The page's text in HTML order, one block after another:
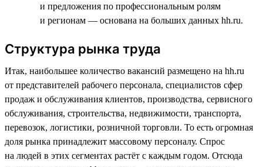
и предложения по профессиональным ролям
и регионам — основана на больших данных hh.ru.
Структура рынка труда
Итак, наибольшее количество вакансий размещено на hh.ru
от представителей рабочего персонала, специалистов сфер
продаж и обслуживания клиентов, производства, сервисного
обслуживания, строительства, недвижимости, транспорта,
перевозок, логистики, розничной торговли. То есть огромная
доля рынка принадлежит массовому персоналу. Спрос
на людей в этих сегментах растёт с каждым годом. Отсюда